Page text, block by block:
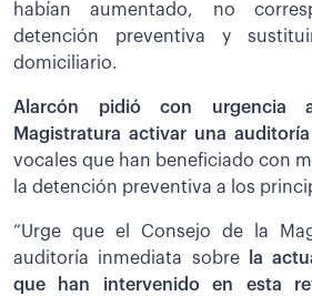
habían aumentado, no
detención preventiva y
domiciliario.
Alarcón pidió con urgencia
Magistratura activar una auditoría
vocales que han beneficiado con
la detención preventiva a los
“Urge que el Consejo de la
auditoría inmediata sobre
la
que han intervenido en esta